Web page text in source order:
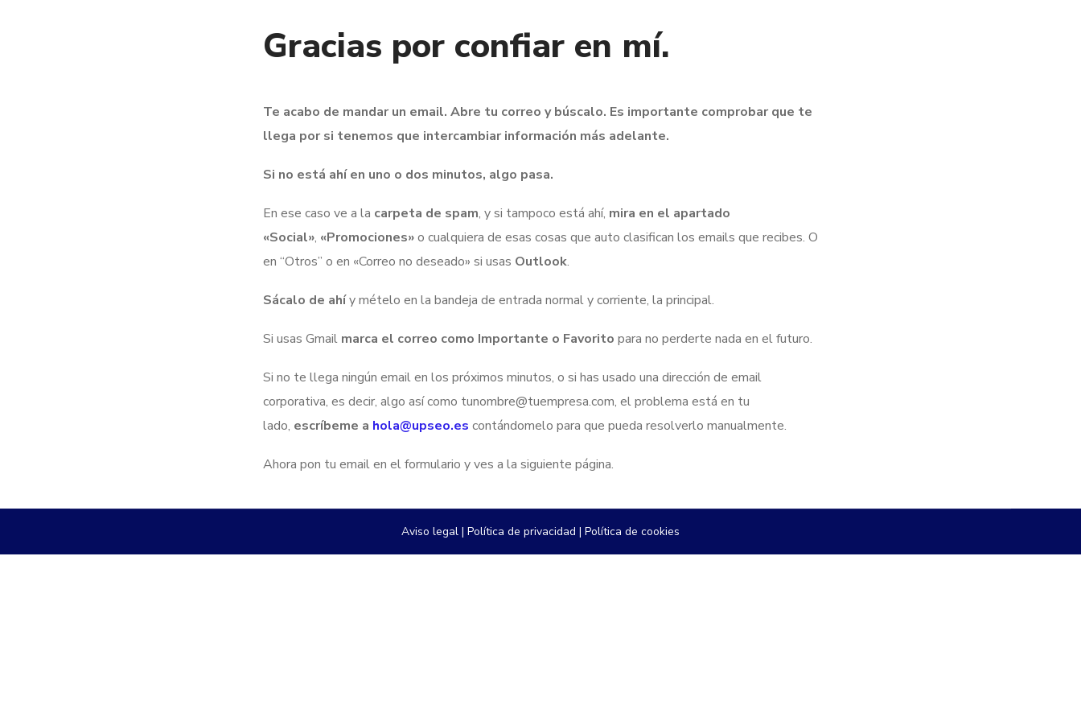
Gracias por confiar en mí.
Te acabo de mandar un email. Abre tu correo y búscalo. Es importante comprobar que te
llega por si tenemos que intercambiar información más adelante.
Si no está ahí en uno o dos minutos, algo pasa.
En ese caso ve a la carpeta de spam, y si tampoco está ahí, mira en el apartado
«Social», «Promociones»o cualquiera de esas cosas que auto clasifican los emails que recibes. O
en “Otros” o en «Correo no deseado» si usas Outlook.
Sácalo de ahíy mételo en la bandeja de entrada normal y corriente, la principal.
Si usas Gmail marca el correo como Importante o Favorito para no perderte nada en el futuro.
Si no te llega ningún email en los próximos minutos, o si has usado una dirección de email
corporativa, es decir, algo así como tunombre@tuempresa.com, el problema está en tu
lado, escríbeme a hola@upseo.es contándomelo para que pueda resolverlo manualmente.
Ahora pon tu email en el formulario y ves a la siguiente página.
Aviso legal | Política de privacidad | Política de cookies